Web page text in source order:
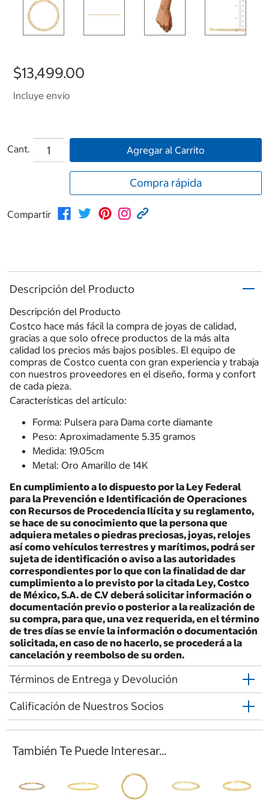
$13,499.00
Incluye envío
Cant. Agregar al Carrito
Compra rápida
Compartir
Descripción del Producto
Descripción del Producto
Costco hace más fácil la compra de joyas de calidad,
gracias a que solo ofrece productos de la más alta
calidad los precios más bajos posibles. El equipo de
compras de Costco cuenta con gran experiencia y trabaja
con nuestros proveedores en el diseño, forma y confort
de cada pieza.
Características del artículo:
Forma: Pulsera para Dama corte diamante
Peso: Aproximadamente 5.35 gramos
Medida: 19.05cm
Metal: Oro Amarillo de 14K
En cumplimiento a lo dispuesto por la Ley Federal
para la Prevención e Identificación de Operaciones
con Recursos de Procedencia Ilícita y su reglamento,
se hace de su conocimiento que la persona que
adquiera metales o piedras preciosas, joyas, relojes
así como vehículos terrestres y marítimos, podrá ser
sujeta de identificación o aviso a las autoridades
correspondientes por lo que con la finalidad de dar
cumplimiento a lo previsto por la citada Ley, Costco
de México, S.A. de C.V deberá solicitar información o
documentación previo o posterior a la realización de
su compra, para que, una vez requerida, en el término
de tres días se envíe la información o documentación
solicitada, en caso de no hacerlo, se procederá a la
cancelación y reembolso de su orden.
Términos de Entrega y Devolución
Calificación de Nuestros Socios
También Te Puede Interesar...